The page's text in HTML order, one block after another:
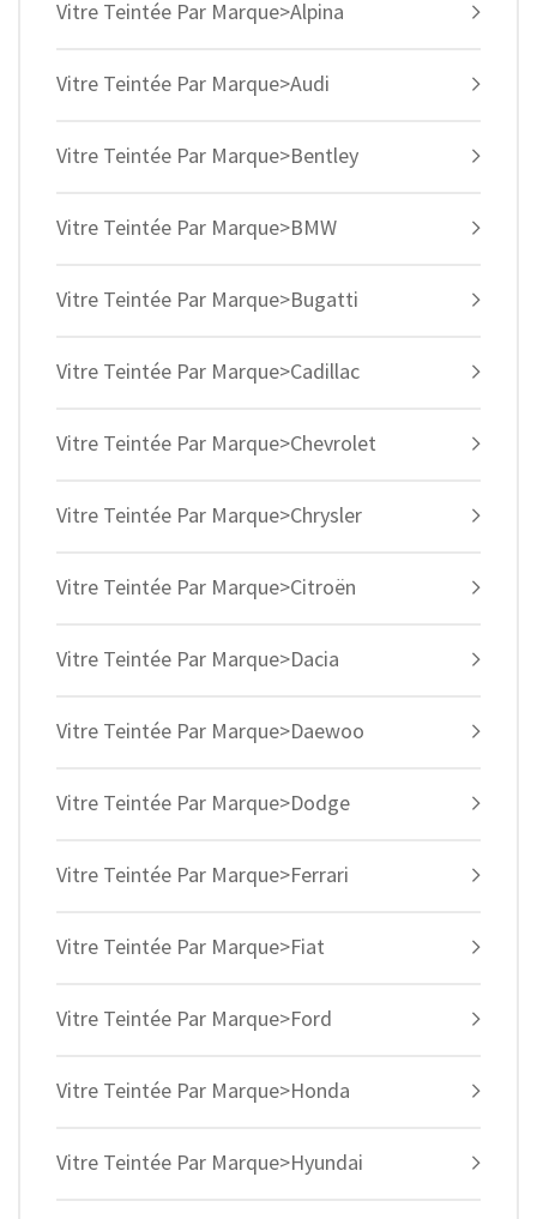
Vitre Teintée Par Marque>Alpina
Vitre Teintée Par Marque>Audi
Vitre Teintée Par Marque>Bentley
Vitre Teintée Par Marque>BMW
Vitre Teintée Par Marque>Bugatti
Vitre Teintée Par Marque>Cadillac
Vitre Teintée Par Marque>Chevrolet
Vitre Teintée Par Marque>Chrysler
Vitre Teintée Par Marque>Citroën
Vitre Teintée Par Marque>Dacia
Vitre Teintée Par Marque>Daewoo
Vitre Teintée Par Marque>Dodge
Vitre Teintée Par Marque>Ferrari
Vitre Teintée Par Marque>Fiat
Vitre Teintée Par Marque>Ford
Vitre Teintée Par Marque>Honda
Vitre Teintée Par Marque>Hyundai